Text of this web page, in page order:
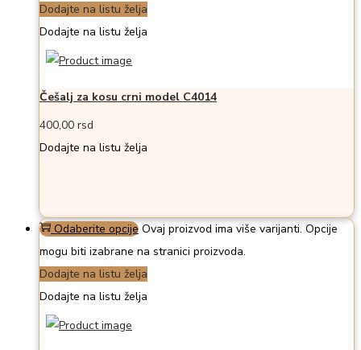
Dodajte na listu želja
Dodajte na listu želja
Češalj za kosu crni model C4014
400,00 rsd
Dodajte na listu želja
Odaberite opcije Ovaj proizvod ima više varijanti. Opcije
mogu biti izabrane na stranici proizvoda.
Dodajte na listu želja
Dodajte na listu želja